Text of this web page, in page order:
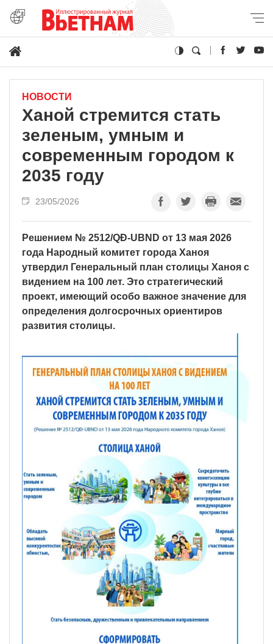
НОВОСТИ
Ханой стремится стать
зеленым, умным и
современным городом к
2035 году
23/05/2026
Решением № 2512/QĐ-UBND от 13 мая 2026
года Народный комитет города Ханоя
утвердил Генеральный план столицы Ханоя с
видением на 100 лет. Это стратегический
проект, имеющий особо важное значение для
определения долгосрочных ориентиров
развития столицы.